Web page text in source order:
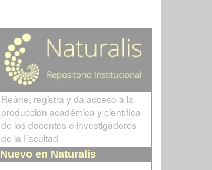
Reúne, registra y da acceso a la
producción académica y científica
de los docentes e investigadores
de la Facultad
Nuevo en Naturalis